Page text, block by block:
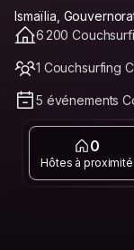
Ismaïlia,
6 200
1 Couchsurfing
5 événements
0
Hôtes à proximité